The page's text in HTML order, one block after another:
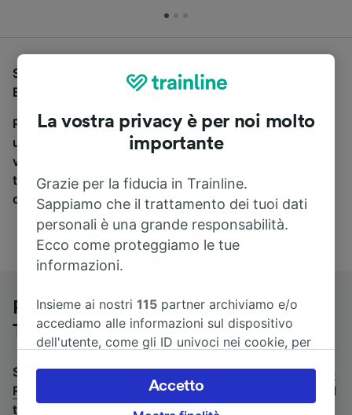
Se stai cercando un pullman per viaggiare da Reggio
Emilia a Roma Termini, sei nel posto giusto.
Per trovare i biglietti dei pullman, è sufficiente avviare
una ricerca in alto, e compareremo i tempi e i costi del
viaggio in treno e in pullman. Con Trainline puoi
trovare i biglietti per viaggiare con oltre 170
compagnie ferroviarie e dei pullman.
Pullman da Reggio Emilia a Roma
Termini
Stai cercando un viaggio di ritorno? Vai supullman da
Roma Termini a Reggio Emilia.Se preferisci prendere il
treno, consulta la paginatreni da Reggio Emilia a
La vostra privacy è per noi molto
importante
Grazie per la fiducia in Trainline.
Sappiamo che il trattamento dei tuoi dati
personali è una grande responsabilità.
Ecco come proteggiamo le tue
informazioni.
Insieme ai nostri115 partner archiviamo e/o
accediamo alle informazioni sul dispositivo
dell'utente, come gli ID univoci nei cookie, per
accettare o gestire le proprie scelte facendo
clic di seguito, tra cui il proprio diritto di
Accetto